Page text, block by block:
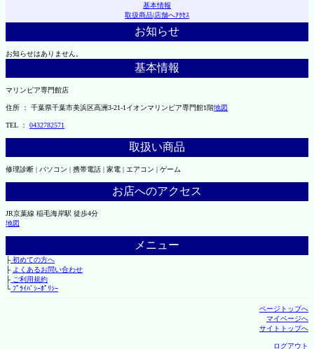
基本情報
取扱商品|店舗へｱｸｾｽ
お知らせ
お知らせはありません。
基本情報
マリンピア専門館店
住所 ： 千葉県千葉市美浜区高洲3-21-1イオンマリンピア専門館1階地図
TEL ： 0432782571
取扱い商品
修理診断 | パソコン | 携帯電話 | 家電 | エアコン | ゲーム
お店へのアクセス
JR京葉線 稲毛海岸駅 徒歩4分
地図
メニュー
├初めての方へ
├ よくあるお問い合わせ
├ご利用規約
└ﾌﾟﾗｲﾊﾞｼｰﾎﾟﾘｼｰ
ページトップへ
マイページへ
サイトトップへ
ログアウト